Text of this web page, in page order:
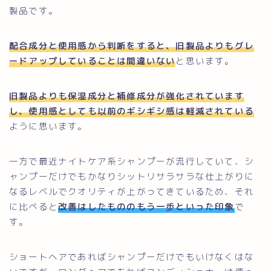
製品です。
配合成分と使用感から判断をすると、旧製品よりもグレ
ードアップしていることは間違いないと思います。
旧製品よりも保湿成分と補修成分が強化されています
し、使用感としても以前のギシギシ感は軽減されている
ように思います。
一方で最近ナイトケア系シャンプーが流行していて、シ
ャンプーだけでもかなりシットリサラサラな仕上がりに
なるレベルでクオリティが上がってきているため、それ
に比べると改善はしたもののもう一歩といった印象で
す。
ショートヘアであればシャンプーだけでもいけなくはな